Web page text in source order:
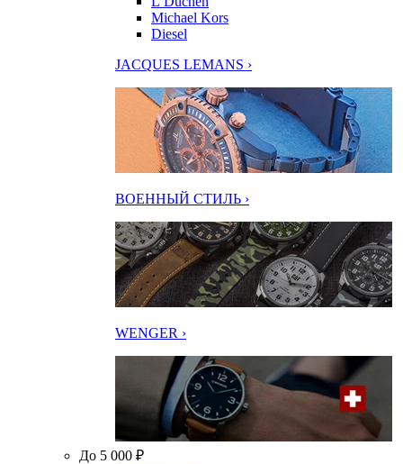
Michael Kors
Diesel
JACQUES LEMANS ›
ВОЕННЫЙ СТИЛЬ ›
WENGER ›
До 5 000 ₽